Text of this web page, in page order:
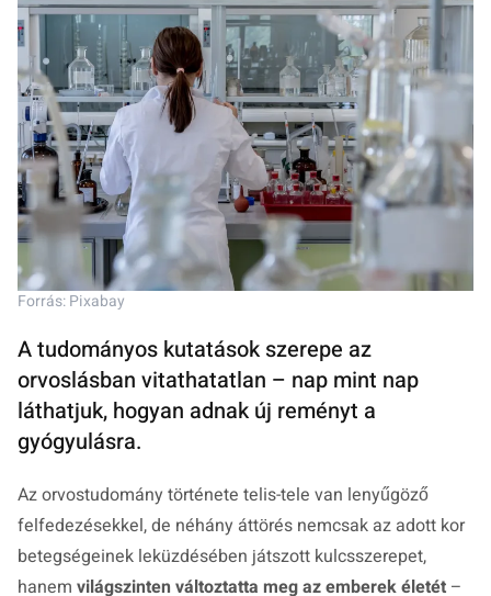
Forrás: Pixabay
A tudományos kutatások szerepe az
orvoslásban vitathatatlan – nap mint nap
láthatjuk, hogyan adnak új reményt a
gyógyulásra.
Az orvostudomány története telis-tele van lenyűgöző
felfedezésekkel, de néhány áttörés nemcsak az adott kor
betegségeinek leküzdésében játszott kulcsszerepet,
hanem világszinten változtatta meg az emberek életét –